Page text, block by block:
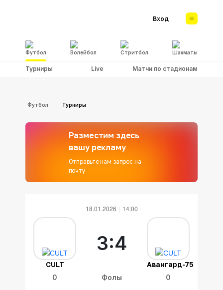
Футбол Волейбол Стритбол Шахматы
Вход
Турниры Live Матчи по стадионам
Футбол Турниры
Разместим здесь
вашу рекламу
Отправьте нам запрос на
почту
18.01.2026 14:00
CULT Авангард-75
3:4
Фолы
0 0